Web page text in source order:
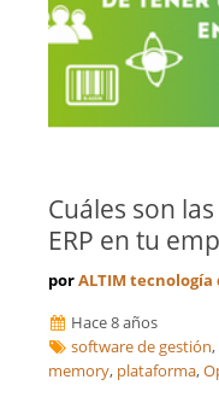
Cuáles son
ERP en tu
porALTIM
Hace 8 años
software de gestión,
memory, plataforma,